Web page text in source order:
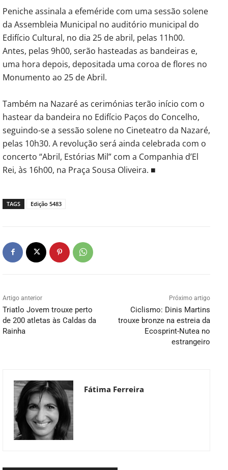
Peniche assinala a efeméride com uma sessão solene
da Assembleia Municipal no auditório municipal do
Edifício Cultural, no dia 25 de abril, pelas 11h00.
Antes, pelas 9h00, serão hasteadas as bandeiras e,
uma hora depois, depositada uma coroa de flores no
Monumento ao 25 de Abril.
Também na Nazaré as cerimónias terão início com o
hastear da bandeira no Edifício Paços do Concelho,
seguindo-se a sessão solene no Cineteatro da Nazaré,
pelas 10h30. A revolução será ainda celebrada com o
concerto “Abril, Estórias Mil” com a Companhia d’El
Rei, às 16h00, na Praça Sousa Oliveira. ■
TAGS Edição 5483
Artigo anterior
Triatlo Jovem trouxe perto
de 200 atletas às Caldas da
Rainha
Próximo artigo
Ciclismo: Dinis Martins
trouxe bronze na estreia da
Ecosprint-Nutea no
estrangeiro
Fátima Ferreira